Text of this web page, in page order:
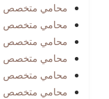
محامي متخصص
محامي متخصص في
محامي متخصص في
محامي متخصص
محامي متخصص
محامي متخصص